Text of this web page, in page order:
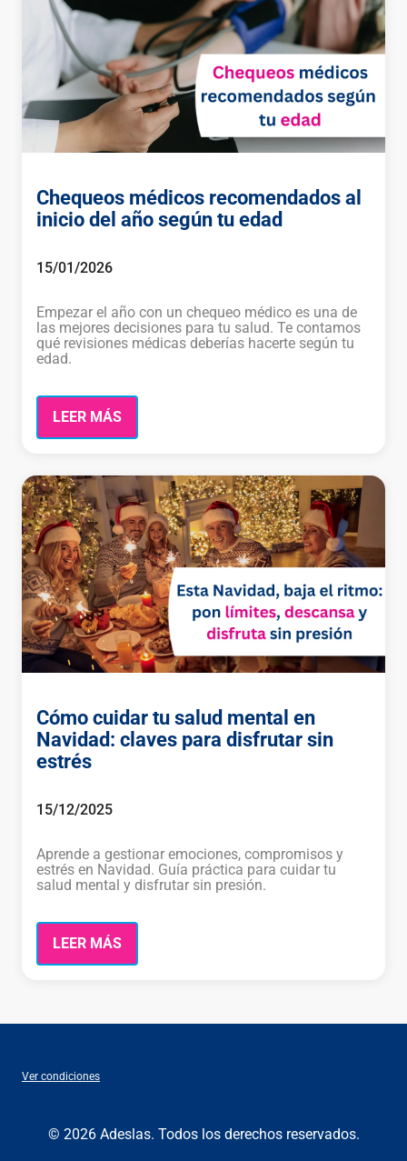
Chequeos médicos recomendados al
inicio del año según tu edad
15/01/2026
Empezar el año con un chequeo médico es una de
las mejores decisiones para tu salud. Te contamos
qué revisiones médicas deberías hacerte según tu
edad.
LEER MÁS
Cómo cuidar tu salud mental en
Navidad: claves para disfrutar sin
estrés
15/12/2025
Aprende a gestionar emociones, compromisos y
estrés en Navidad. Guía práctica para cuidar tu
salud mental y disfrutar sin presión.
LEER MÁS
Ver condiciones
© 2026 Adeslas. Todos los derechos reservados.